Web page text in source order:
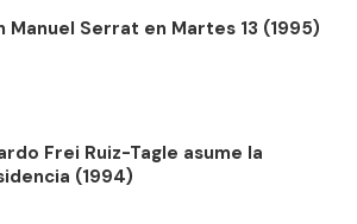
Manuel Serrat en Martes 13 (1995)
Frei Ruiz-Tagle asume la
(1994)